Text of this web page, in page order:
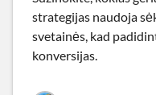
strategijas naudoja
svetainės, kad
konversijas.